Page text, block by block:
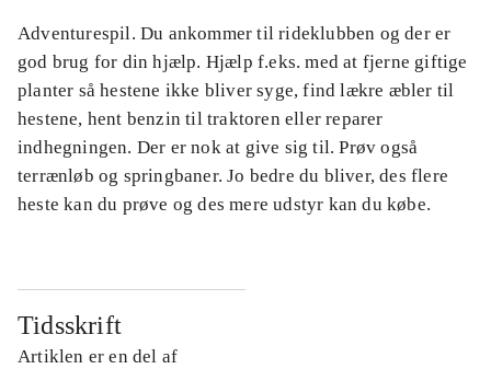
Adventurespil. Du ankommer til rideklubben og der er
god brug for din hjælp. Hjælp f.eks. med at fjerne giftige
planter så hestene ikke bliver syge, find lækre æbler til
hestene, hent benzin til traktoren eller reparer
indhegningen. Der er nok at give sig til. Prøv også
terrænløb og springbaner. Jo bedre du bliver, des flere
heste kan du prøve og des mere udstyr kan du købe.
Tidsskrift
Artiklen er en del af